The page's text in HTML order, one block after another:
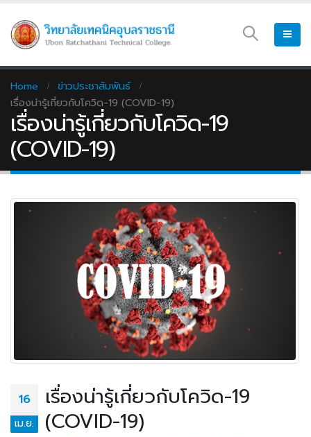
Home
ข่าวประชาสัมพันธ์
เรื่องน่ารู้เกี่ยวกับโควิด-19 (COVID-19)
เรื่องน่ารู้เกี่ยวกับโควิด-19
(COVID-19)
16
เม.ย.
เรื่องน่ารู้เกี่ยวกับโควิด-19
(COVID-19)